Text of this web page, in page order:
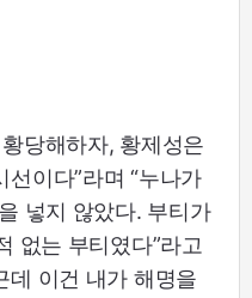
당해하자, 황제성은
이다”라며 “누나가
넣지 않았다. 부티가
없는 부티였다”라고
데 이건 내가 해명을